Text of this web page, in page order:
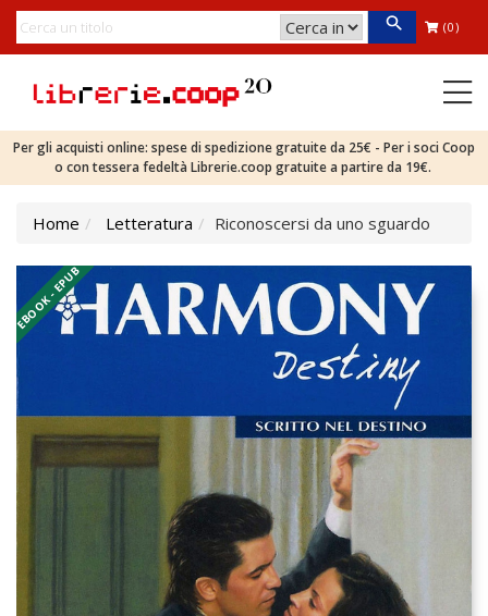
(0)
Per gli acquisti online: spese di spedizione gratuite da 25€ - Per i soci Coop
o con tessera fedeltà Librerie.coop gratuite a partire da 19€.
Home Letteratura Riconoscersi da uno sguardo
EBOOK - EPUB